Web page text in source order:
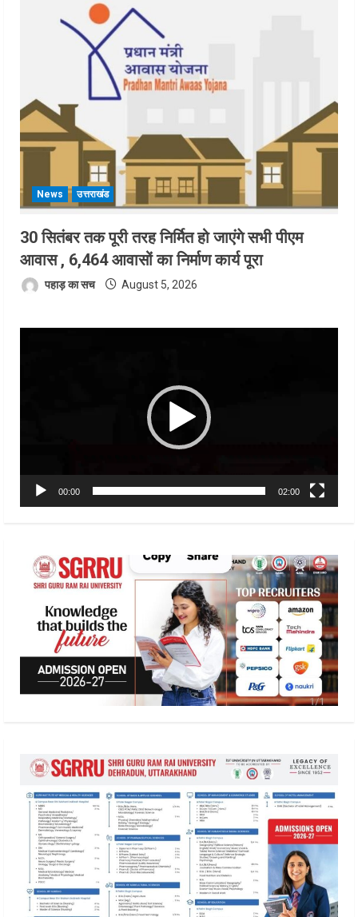
News उत्तराखंड
30 सितंबर तक पूरी तरह निर्मित हो जाएंगे सभी पीएम
आवास , 6,464 आवासों का निर्माण कार्य पूरा
पहाड़ का सच August 5, 2026
00:00 02:00